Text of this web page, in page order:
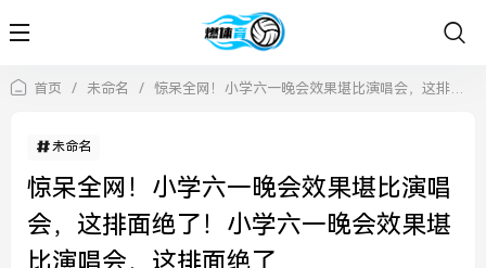
首页 / 未命名 / 惊呆全网！小学六一晚会效果堪比演唱会，这排面绝了！小学六一晚会效果堪比演唱会，这排面绝了
未命名
惊呆全网！小学六一晚会效果堪比演唱
会，这排面绝了！小学六一晚会效果堪
比演唱会，这排面绝了